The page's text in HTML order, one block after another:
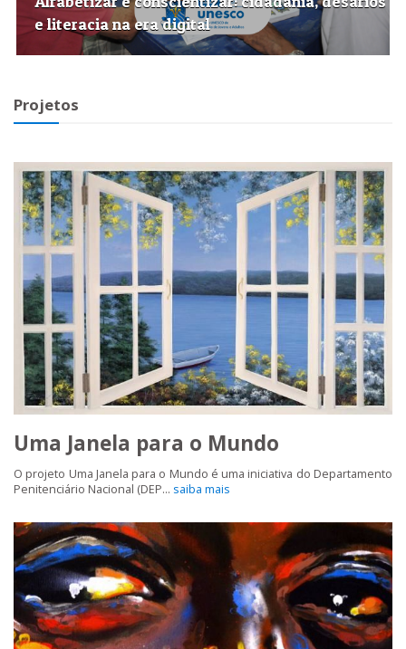
e literacia na era digital
Projetos
Uma Janela para o Mundo
O projeto Uma Janela para o Mundo é uma iniciativa do Departamento
Penitenciário Nacional (DEP... saiba mais